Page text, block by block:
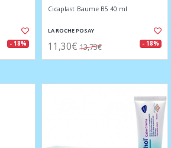
- 18%
Cicaplast Baume B5 40 ml
LA ROCHE POSAY
11,30€ 13,73€ - 18%